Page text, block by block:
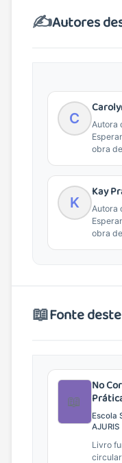
✍️Autores
C
Autora
obra
K
Kay
Autora
obra
📖Fonte
📖
No
Escola
AJURIS
Livro